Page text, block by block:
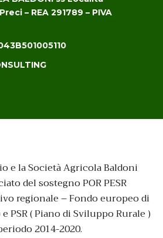
– REA 291789 – PIVA
e la Società Agricola Baldoni
del sostegno POR PESR
regionale – Fondo europeo di
PSR ( Piano di Sviluppo Rurale )
2014-2020.